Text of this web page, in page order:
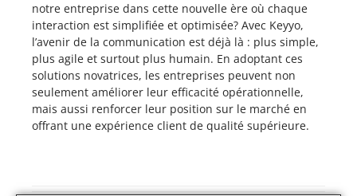
notre entreprise dans cette nouvelle ère où chaque
interaction est simplifiée et optimisée? Avec Keyyo,
l’avenir de la communication est déjà là : plus simple,
plus agile et surtout plus humain. En adoptant ces
solutions novatrices, les entreprises peuvent non
seulement améliorer leur efficacité opérationnelle,
mais aussi renforcer leur position sur le marché en
offrant une expérience client de qualité supérieure.